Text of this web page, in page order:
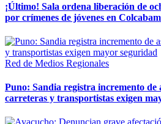
¡Último! Sala ordena liberación de
por crímenes de jóvenes en
Red de Medios Regionales
Puno: Sandia registra incremento de
carreteras y transportistas exigen